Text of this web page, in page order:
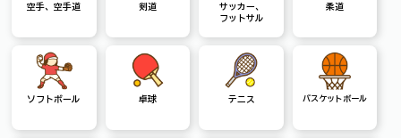
空手、空手道 剣道
サッカー、
フットサル
柔道
ソフトボール 卓球 テニス バスケットボール